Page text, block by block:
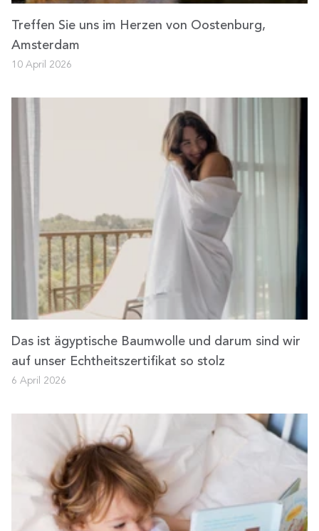
Treffen Sie uns im Herzen von Oostenburg,
Amsterdam
10 April 2026
Das ist ägyptische Baumwolle und darum sind wir
auf unser Echtheitszertifikat so stolz
6 April 2026